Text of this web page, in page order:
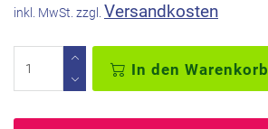
inkl. MwSt. zzgl. Versandkosten
In den Warenkorb